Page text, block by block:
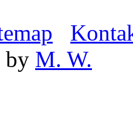
by M. W.